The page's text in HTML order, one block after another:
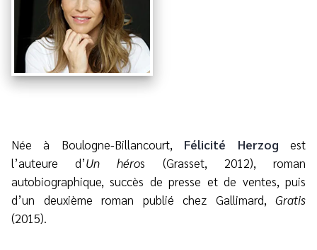
Née à Boulogne-Billancourt, Félicité Herzog est
l’auteure d’Un héros (Grasset, 2012), roman
autobiographique, succès de presse et de ventes, puis
d’un deuxième roman publié chez Gallimard, Gratis
(2015).